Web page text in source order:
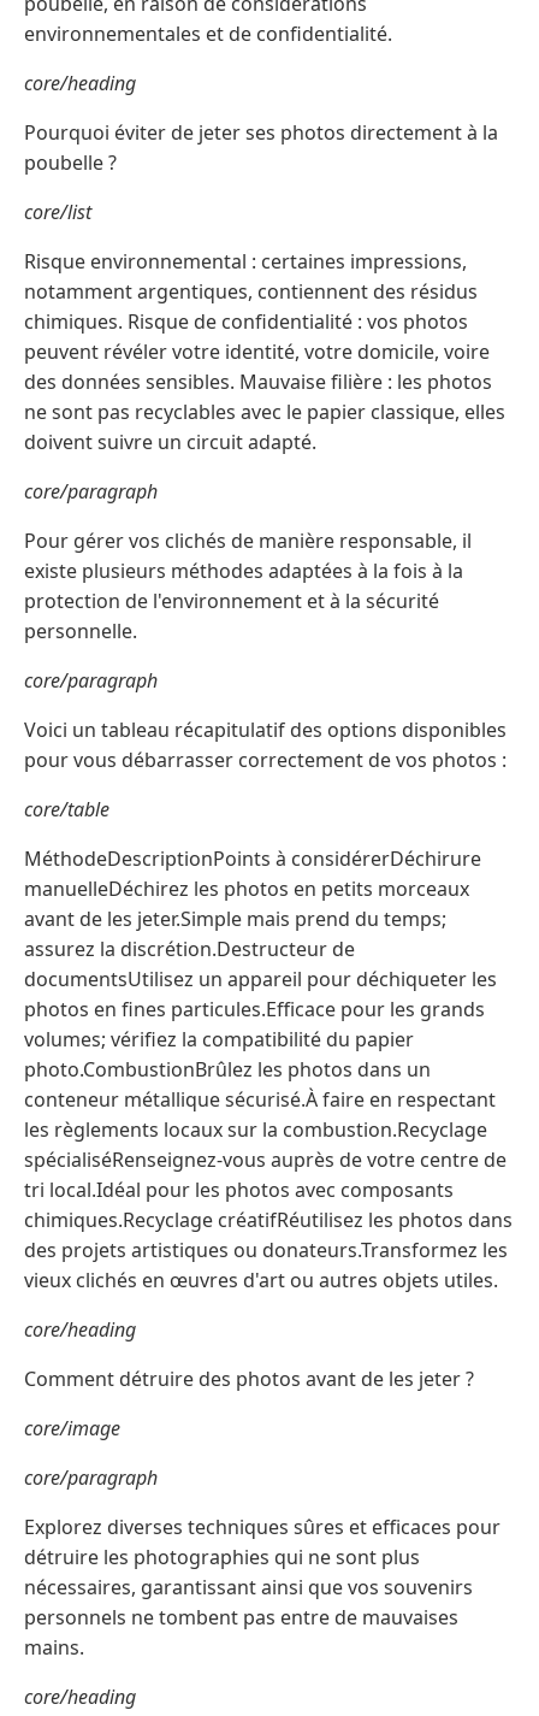
environnementales et de confidentialité.
core/heading
Pourquoi éviter de jeter ses photos directement à la
poubelle ?
core/list
Risque environnemental : certaines impressions,
notamment argentiques, contiennent des résidus
chimiques. Risque de confidentialité : vos photos
peuvent révéler votre identité, votre domicile, voire
des données sensibles. Mauvaise filière : les photos
ne sont pas recyclables avec le papier classique, elles
doivent suivre un circuit adapté.
core/paragraph
Pour gérer vos clichés de manière responsable, il
existe plusieurs méthodes adaptées à la fois à la
protection de l'environnement et à la sécurité
personnelle.
core/paragraph
Voici un tableau récapitulatif des options disponibles
pour vous débarrasser correctement de vos photos :
core/table
MéthodeDescriptionPoints à considérerDéchirure
manuelleDéchirez les photos en petits morceaux
avant de les jeter.Simple mais prend du temps;
assurez la discrétion.Destructeur de
documentsUtilisez un appareil pour déchiqueter les
photos en fines particules.Efficace pour les grands
volumes; vérifiez la compatibilité du papier
photo.CombustionBrûlez les photos dans un
conteneur métallique sécurisé.À faire en respectant
les règlements locaux sur la combustion.Recyclage
spécialiséRenseignez-vous auprès de votre centre de
tri local.Idéal pour les photos avec composants
chimiques.Recyclage créatifRéutilisez les photos dans
des projets artistiques ou donateurs.Transformez les
vieux clichés en œuvres d'art ou autres objets utiles.
core/heading
Comment détruire des photos avant de les jeter ?
core/image
core/paragraph
Explorez diverses techniques sûres et efficaces pour
détruire les photographies qui ne sont plus
nécessaires, garantissant ainsi que vos souvenirs
personnels ne tombent pas entre de mauvaises
mains.
core/heading